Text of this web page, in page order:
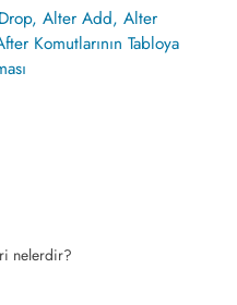
Alter Add, Alter
Komutlarının Tabloya
nelerdir?